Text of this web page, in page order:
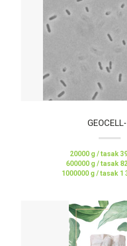
20000 g / tasak
600000 g / tasak
1000000 g / tasak 1